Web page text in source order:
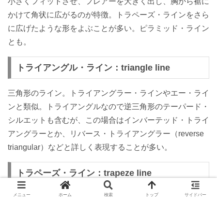
かけて角状に広がるのが特徴。トラペーズ・ラインをさら
に広げたような形をよぶことが多い。ピラミッド・ライン
とも。
トライアングル・ライン：triangle line
三角形のライン。トライアングラー・ラインやエー・ライ
ンと類似。トライアングルなので逆三角形のテーパード・
シルエットも含むが、この場合はインバーテッド・トライ
アングラーとか、リバース・トライアングラー（reverse
triangular）などと詳しく表現することが多い。
トラペーズ・ライン：trapeze line
フランス語トラペーズ（台形）のように裾に広がりをもつ
メニュー ホーム 検索 トップ サイドバー